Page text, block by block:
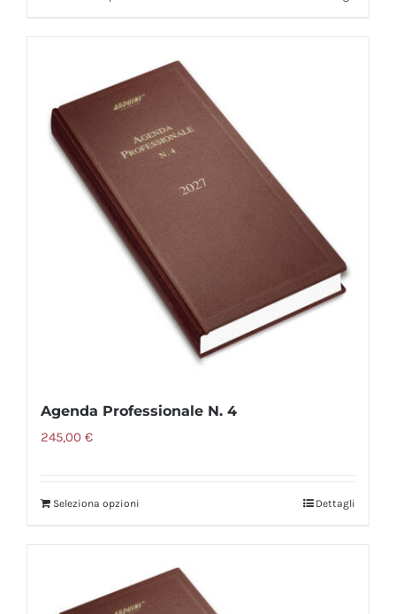
Agenda Professionale N. 4
245,00 €
Seleziona opzioni Dettagli